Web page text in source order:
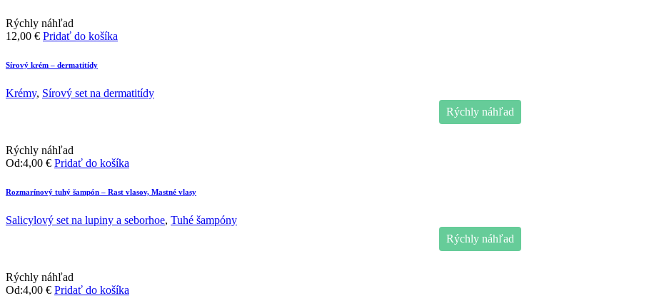
Rýchly náhľad
12,00 € Pridať do košíka
Sírový krém – dermatitídy
Krémy, Sírový set na dermatitídy
Rýchly náhľad
Rýchly náhľad
Od:4,00 € Pridať do košíka
Rozmarínový tuhý šampón – Rast vlasov, Mastné vlasy
Salicylový set na lupiny a seborhoe, Tuhé šampóny
Rýchly náhľad
Rýchly náhľad
Od:4,00 € Pridať do košíka